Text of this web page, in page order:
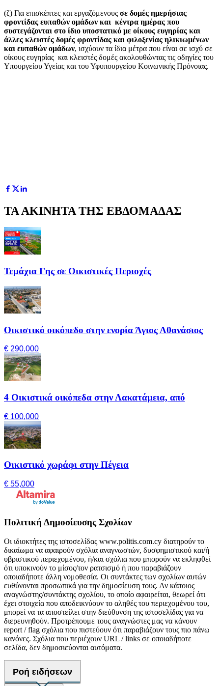
(ζ) Για επισκέπτες και εργαζόμενους σε δομές ημερήσιας
φροντίδας ευπαθών ομάδων και κέντρα ημέρας που
συστεγάζονται στο ίδιο υποστατικό με οίκους ευγηρίας και
άλλες κλειστές δομές φροντίδας και φιλοξενίας ηλικιωμένων
και ευπαθών ομάδων, ισχύουν τα ίδια μέτρα που είναι σε ισχύ σε
οίκους ευγηρίας και κλειστές δομές ακολουθώντας τις οδηγίες του
Υπουργείου Υγείας και του Υφυπουργείου Κοινωνικής Πρόνοιας.
ΤΑ ΑΚΙΝΗΤΑ ΤΗΣ ΕΒΔΟΜΑΔΑΣ
Τεμάχια Γης σε Οικιστικές Περιοχές
Οικιστικό οικόπεδο στην ενορία Άγιος Αθανάσιος
€ 290,000
4 Οικιστικά οικόπεδα στην Λακατάμεια, από
€ 100,000
Οικιστικό χωράφι στην Πέγεια
€ 55,000
Πολιτική Δημοσίευσης Σχολίων
Οι ιδιοκτήτες της ιστοσελίδας www.politis.com.cy διατηρούν το
δικαίωμα να αφαιρούν σχόλια αναγνωστών, δυσφημιστικού και/ή
υβριστικού περιεχομένου, ή/και σχόλια που μπορούν να εκληφθεί
ότι υποκινούν το μίσος/τον ρατσισμό ή που παραβιάζουν
οποιαδήποτε άλλη νομοθεσία. Οι συντάκτες των σχολίων αυτών
ευθύνονται προσωπικά για την δημοσίευση τους. Αν κάποιος
αναγνώστης/συντάκτης σχολίου, το οποίο αφαιρείται, θεωρεί ότι
έχει στοιχεία που αποδεικνύουν το αληθές του περιεχομένου του,
μπορεί να τα αποστείλει στην διεύθυνση της ιστοσελίδας για να
διερευνηθούν. Προτρέπουμε τους αναγνώστες μας να κάνουν
report / flag σχόλια που πιστεύουν ότι παραβιάζουν τους πιο πάνω
κανόνες. Σχόλια που περιέχουν URL / links σε οποιαδήποτε
σελίδα, δεν δημοσιεύονται αυτόματα.
Ροή ειδήσεων